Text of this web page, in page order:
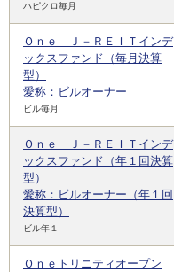
ハピクロ毎月
Ｏｎｅ Ｊ－ＲＥＩＴインデ
ックスファンド（毎月決算
型）
愛称：ビルオーナー
ビル毎月
Ｏｎｅ Ｊ－ＲＥＩＴインデ
ックスファンド（年１回決算
型）
愛称：ビルオーナー（年１回
決算型）
ビル年１
Ｏｎｅトリニティオープン